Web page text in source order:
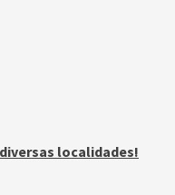
localidades!